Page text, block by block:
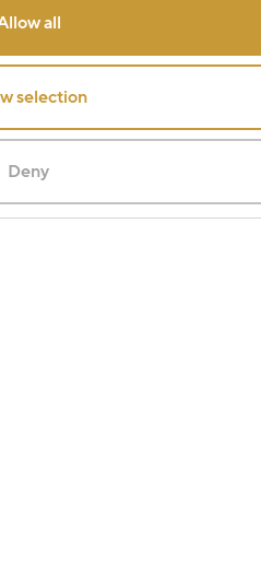
all
selection
Deny